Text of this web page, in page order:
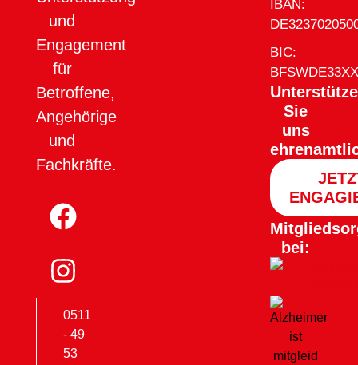
und
Engagement
für
Betroffene,
Angehörige
und
Fachkräfte.
0511
- 49
53
IBAN:
BIC:
Sie
uns
bei: